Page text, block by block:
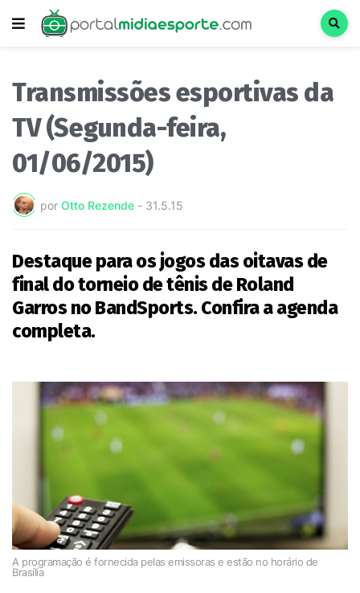
Transmissões esportivas da
TV (Segunda-feira,
01/06/2015)
por Otto Rezende - 31.5.15
Destaque para os jogos das oitavas de
final do torneio de tênis de Roland
Garros no BandSports. Confira a agenda
completa.
A programação é fornecida pelas emissoras e estão no horário de
Brasília